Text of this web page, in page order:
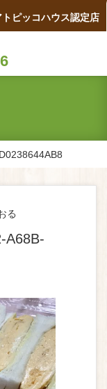
トピッコハウス認定店
る